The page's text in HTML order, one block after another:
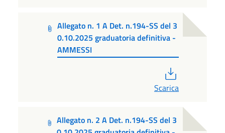
Allegato n. 1 A Det. n.194-SS del 3
0.10.2025 graduatoria definitiva -
AMMESSI
Scarica
Allegato n. 2 A Det. n.194-SS del 3